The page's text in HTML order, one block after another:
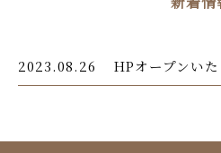
2023.08.26 HPオープンいた